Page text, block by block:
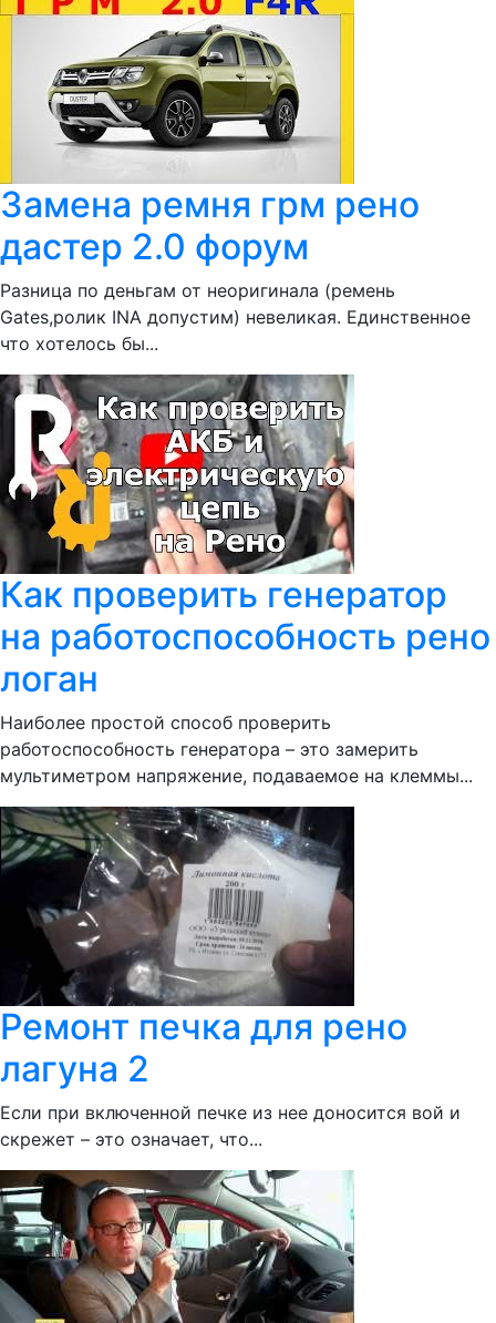
Замена ремня грм рено
дастер 2.0 форум
Разница по деньгам от неоригинала (ремень
Gates,ролик INA допустим) невеликая. Единственное
что хотелось бы...
Как проверить генератор
на работоспособность рено
логан
Наиболее простой способ проверить
работоспособность генератора – это замерить
мультиметром напряжение, подаваемое на клеммы...
Ремонт печка для рено
лагуна 2
Если при включенной печке из нее доносится вой и
скрежет – это означает, что...